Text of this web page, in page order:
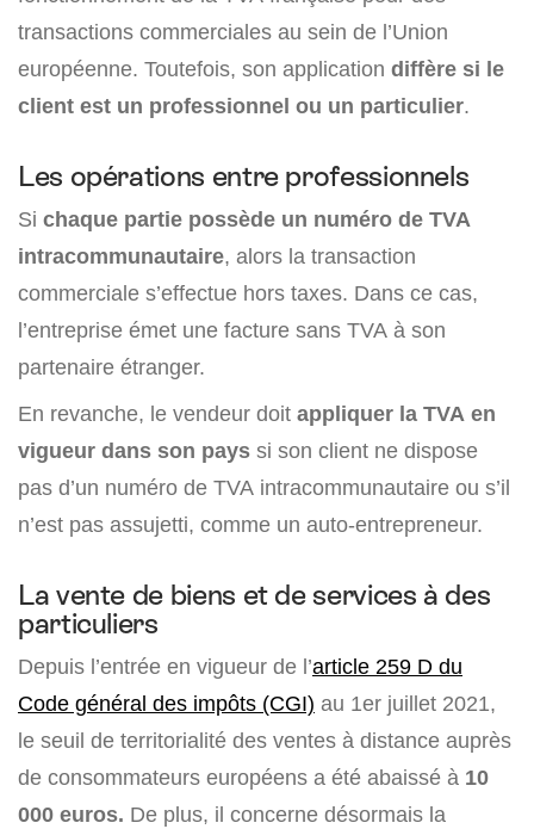
transactions commerciales au sein de l’Union
européenne. Toutefois, son application diffère si le
client est un professionnel ou un particulier.
Les opérations entre professionnels
Si chaque partie possède un numéro de TVA
intracommunautaire, alors la transaction
commerciale s’effectue hors taxes. Dans ce cas,
l’entreprise émet une facture sans TVA à son
partenaire étranger.
En revanche, le vendeur doit appliquer la TVA en
vigueur dans son pays si son client ne dispose
pas d’un numéro de TVA intracommunautaire ou s’il
n’est pas assujetti, comme un auto-entrepreneur.
La vente de biens et de services à des
particuliers
Depuis l’entrée en vigueur de l’article 259 D du
Code général des impôts (CGI) au 1er juillet 2021,
le seuil de territorialité des ventes à distance auprès
de consommateurs européens a été abaissé à 10
000 euros. De plus, il concerne désormais la